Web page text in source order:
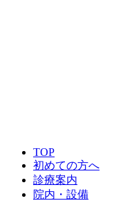
TOP
初めての方へ
診療案内
院内・設備